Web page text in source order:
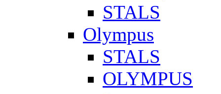
STALS
Olympus
STALS
OLYMPUS